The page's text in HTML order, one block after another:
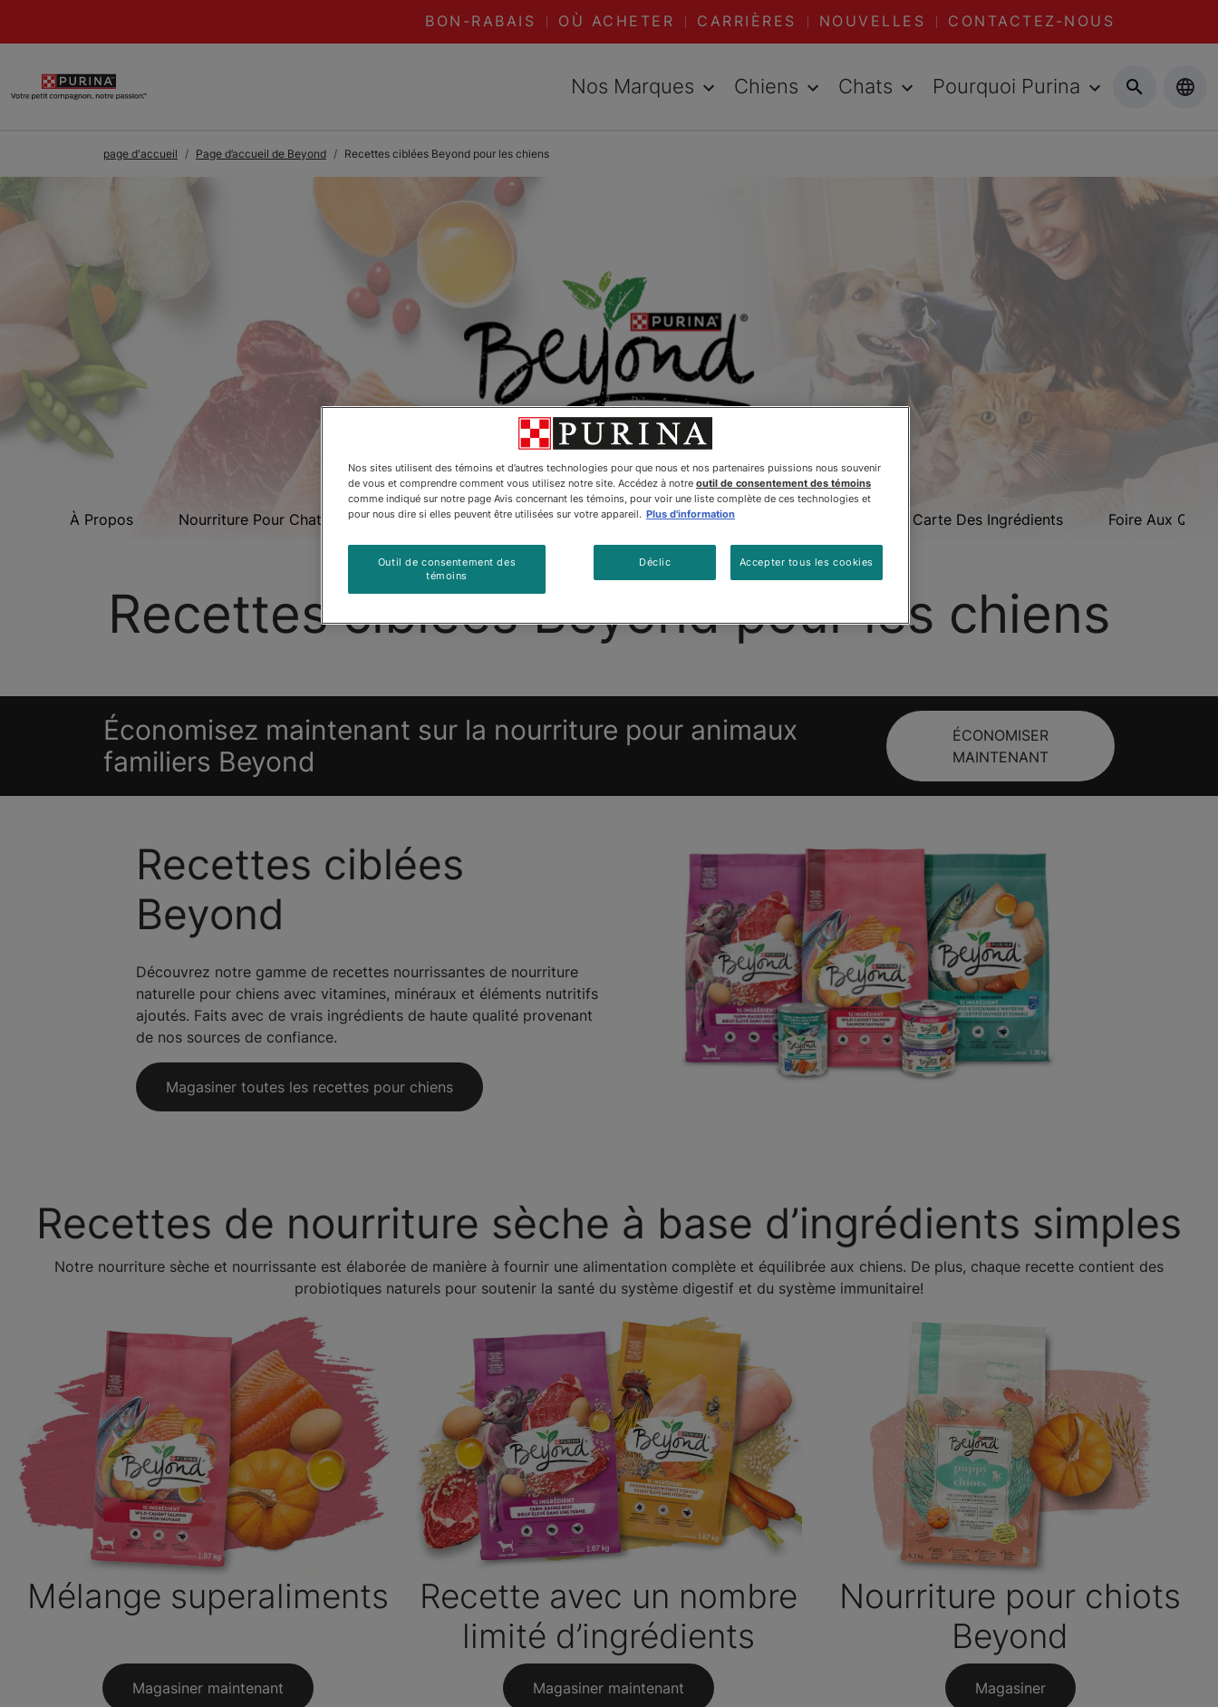
BON-RABAIS OÙ ACHETER CARRIÈRES NOUVELLES CONTACTEZ-NOUS
Nos Marques Chiens Chats Pourquoi Purina
page d'accueil Page d’accueil de Beyond Recettes ciblées Beyond pour les chiens
À Propos Nourriture Pour Chats Nourriture Pour Chiens Beyond Wildᴹᴰ Produits Carte Des Ingrédients Foire Aux
Recettes ciblées Beyond pour les chiens
Économisez maintenant sur la nourriture pour animaux
familiers Beyond
ÉCONOMISER
MAINTENANT
Recettes ciblées
Beyond
Découvrez notre gamme de recettes nourrissantes de nourriture
naturelle pour chiens avec vitamines, minéraux et éléments nutritifs
ajoutés. Faits avec de vrais ingrédients de haute qualité provenant
de nos sources de confiance.
Magasiner toutes les recettes pour chiens
Recettes de nourriture sèche à base d’ingrédients simples
Notre nourriture sèche et nourrissante est élaborée de manière à fournir une alimentation complète et équilibrée aux chiens. De plus, chaque recette contient des
probiotiques naturels pour soutenir la santé du système digestif et du système immunitaire!
Mélange superaliments
Magasiner maintenant
Recette avec un nombre
limité d’ingrédients
Magasiner maintenant
Nourriture pour chiots
Beyond
Magasiner
Nos sites utilisent des témoins et d’autres technologies pour que nous et nos partenaires puissions nous souvenir
de vous et comprendre comment vous utilisez notre site. Accédez à notre outil de consentement des témoins
comme indiqué sur notre page Avis concernant les témoins, pour voir une liste complète de ces technologies et
pour nous dire si elles peuvent être utilisées sur votre appareil. Plus d'information
Déclic Accepter tous les cookies
Outil de consentement des
témoins